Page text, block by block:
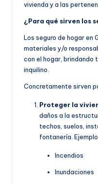
vivienda y a las
¿Para qué sirven los
Los seguro de hogar en
materiales y/o
con el hogar, brindando
inquilino.
Concretamente sirven
Proteger la
daños a la
techos, suelos,
fontanería.
Incendios
Inundaciones